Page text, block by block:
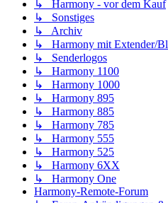
↳ Harmony - vor dem Kauf
↳ Sonstiges
↳ Archiv
↳ Harmony mit Extender/
↳ Senderlogos
↳ Harmony 1100
↳ Harmony 1000
↳ Harmony 895
↳ Harmony 885
↳ Harmony 785
↳ Harmony 555
↳ Harmony 525
↳ Harmony 6XX
↳ Harmony One
Harmony-Remote-Forum